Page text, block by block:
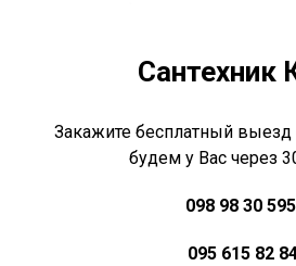
Сантехник
Закажите бесплатный выезд
будем у Вас через
098 98 30
095 615 82